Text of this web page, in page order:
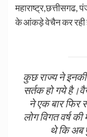
महाराष्ट्र,छत्तीसगढ,
के आंकड़े वेचैन कर रही
कुछ राज्य ने
सर्तक हो गये
ने एक बार फिर
लोग विगत वर्ष
थे कि अब